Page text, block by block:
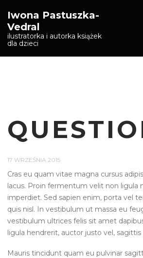
Iwona Pastuszka-
Vedral
ilustratorka i autorka książek
dla dzieci
17 WRZEŚNIA 2015
Cras eu quam vitae magna cursus
lacus. Proin fermentum velit non ligula
imperdiet. Sed sapien enim, porta vel
quis nisl. In vestibulum ut massa eu
vestibulum ultrices felis sit amet
ligula hendrerit, auctor justo vel,
Mauris tincidunt quam eu pulvinar